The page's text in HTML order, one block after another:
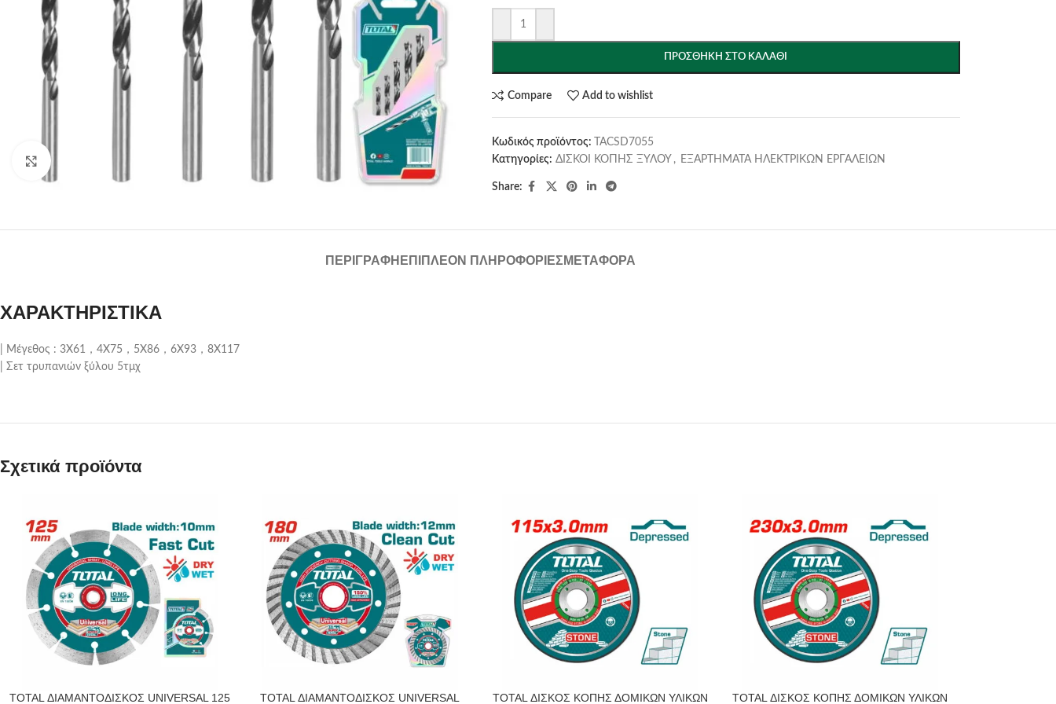
ΠΡΟΣΘΉΚΗ ΣΤΟ ΚΑΛΆΘΙ
Compare Add to wishlist
Κωδικός προϊόντος:
TACSD7055
Κατηγορίες: ΔΙΣΚΟΙ ΚΟΠΗΣ ΞΥΛΟΥ , ΕΞΑΡΤΗΜΑΤΑ ΗΛΕΚΤΡΙΚΩΝ ΕΡΓΑΛΕΙΩΝ
Share:
ΠΕΡΙΓΡΑΦΉ ΕΠΙΠΛΈΟΝ ΠΛΗΡΟΦΟΡΊΕΣ ΜΕΤΑΦΟΡΆ
ΧΑΡΑΚΤΗΡΙΣΤΙΚΑ
| Μέγεθος : 3X61，4X75，5X86，6X93，8X117
| Σετ τρυπανιών ξύλου 5τμχ
Σχετικά προϊόντα
TOTAL ΔΙΑΜΑΝΤΟΔΙΣΚΟΣ UNIVERSAL 125
TOTAL ΔΙΑΜΑΝΤΟΔΙΣΚΟΣ UNIVERSAL
TOTAL ΔΙΣΚΟΣ ΚΟΠΗΣ ΔΟΜΙΚΩΝ ΥΛΙΚΩΝ
TOTAL ΔΙΣΚΟΣ ΚΟΠΗΣ ΔΟΜΙΚΩΝ ΥΛΙΚΩΝ